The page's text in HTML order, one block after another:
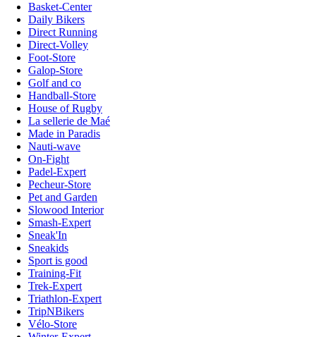
Basket-Center
Daily Bikers
Direct Running
Direct-Volley
Foot-Store
Galop-Store
Golf and co
Handball-Store
House of Rugby
La sellerie de Maé
Made in Paradis
Nauti-wave
On-Fight
Padel-Expert
Pecheur-Store
Pet and Garden
Slowood Interior
Smash-Expert
Sneak'In
Sneakids
Sport is good
Training-Fit
Trek-Expert
Triathlon-Expert
TripNBikers
Vélo-Store